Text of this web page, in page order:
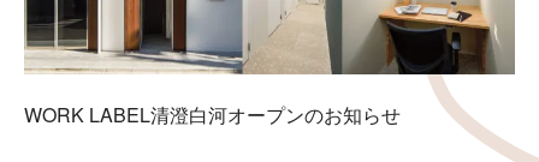
WORK LABEL清澄白河オープンのお知らせ